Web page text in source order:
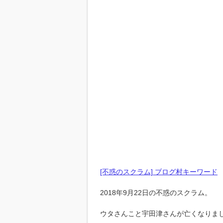
[不惑のスクラム] ブログ村キーワード
2018年9月22日の不惑のスクラム。
ウタさんこと宇田津さんが亡くなりま